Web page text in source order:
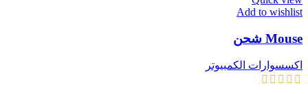
Add to wishlist
Mouse شحن
اكسسوارات الكمبيوتر